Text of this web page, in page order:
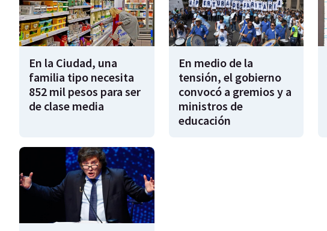
En la Ciudad, una
familia tipo necesita
852 mil pesos para ser
de clase media
En medio de la
tensión, el gobierno
convocó a gremios y a
ministros de
educación